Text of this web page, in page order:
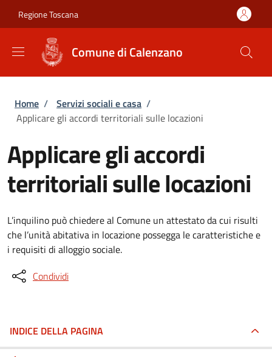
Regione Toscana
Comune di Calenzano
Briciole di pane
Home / Servizi sociali e casa /
Applicare gli accordi territoriali sulle locazioni
Applicare gli accordi
territoriali sulle locazioni
L’inquilino può chiedere al Comune un attestato da cui risulti
che l’unità abitativa in locazione possegga le caratteristiche e
i requisiti di alloggio sociale.
Condividi
INDICE DELLA PAGINA